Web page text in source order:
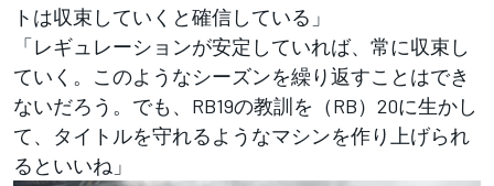
トは収束していくと確信している」
「レギュレーションが安定していれば、常に収束し
ていく。このようなシーズンを繰り返すことはでき
ないだろう。でも、RB19の教訓を（RB）20に生かし
て、タイトルを守れるようなマシンを作り上げられ
るといいね」